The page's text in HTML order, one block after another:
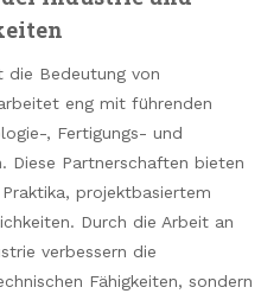
die Bedeutung von
eng mit führenden
, Fertigungs- und
Diese Partnerschaften bieten
projektbasiertem
Durch die Arbeit an
verbessern die
Fähigkeiten, sondern